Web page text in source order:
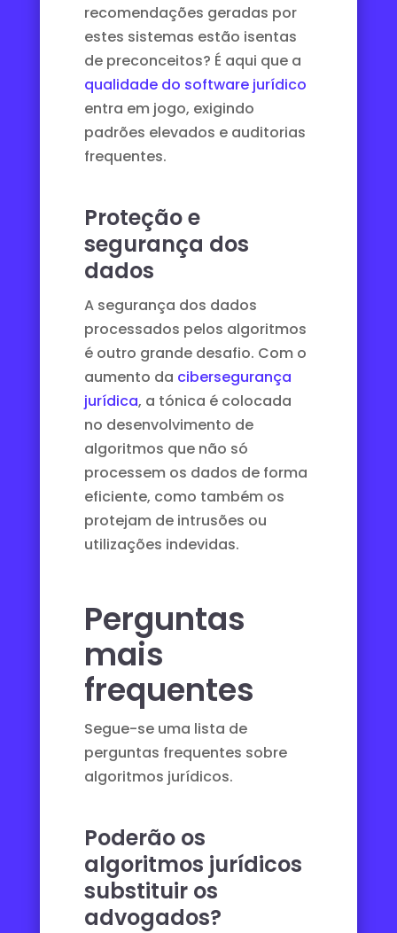
recomendações geradas por
estes sistemas estão isentas
de preconceitos? É aqui que a
qualidade do software jurídico
entra em jogo, exigindo
padrões elevados e auditorias
frequentes.
Proteção e
segurança dos
dados
A segurança dos dados
processados pelos algoritmos
é outro grande desafio. Com o
aumento da cibersegurança
jurídica, a tónica é colocada
no desenvolvimento de
algoritmos que não só
processem os dados de forma
eficiente, como também os
protejam de intrusões ou
utilizações indevidas.
Perguntas
mais
frequentes
Segue-se uma lista de
perguntas frequentes sobre
algoritmos jurídicos.
Poderão os
algoritmos jurídicos
substituir os
advogados?